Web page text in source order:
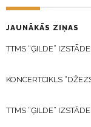
JAUNĀKĀS ZIŅAS
TTMS “ĢILDE”
KONCERTCIKLS
TTMS “ĢILDE”